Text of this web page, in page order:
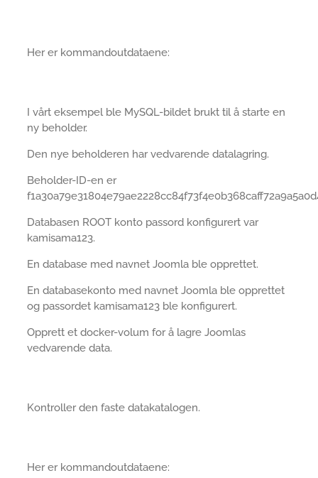
Her er kommandoutdataene:
I vårt eksempel ble MySQL-bildet brukt til å starte en
ny beholder.
Den nye beholderen har vedvarende datalagring.
Beholder-ID-en er
Databasen ROOT konto passord konfigurert var
kamisama123.
En database med navnet Joomla ble opprettet.
En databasekonto med navnet Joomla ble opprettet
og passordet kamisama123 ble konfigurert.
Opprett et docker-volum for å lagre Joomlas
vedvarende data.
Kontroller den faste datakatalogen.
Her er kommandoutdataene: